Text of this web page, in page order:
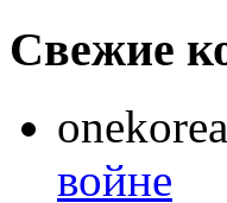
Свежие
onekorea
войне